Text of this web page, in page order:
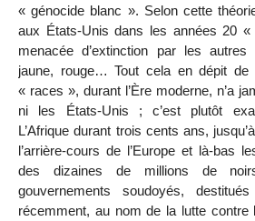
« génocide blanc ». Selon cette
aux États-Unis dans les années 20
menacée d’extinction par les
jaune, rouge… Tout cela en dépit de
« races », durant l’Ère moderne, n’a
ni les États-Unis ; c’est plutôt
L’Afrique durant trois cents ans,
l’arrière-cours de l’Europe et là-bas
des dizaines de millions de
gouvernements soudoyés,
récemment, au nom de la lutte contre